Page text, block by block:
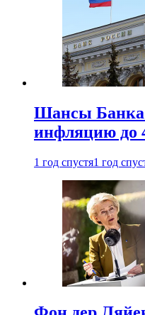
Шансы Банка
инфляцию до
1 год спустя1 год